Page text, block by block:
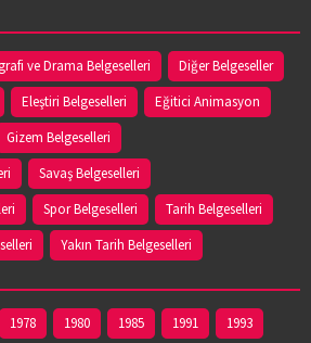
ve Drama Belgeselleri
Diğer Belgeseller
Eleştiri Belgeselleri
Eğitici Animasyon
Gizem Belgeselleri
Savaş Belgeselleri
Spor Belgeselleri
Tarih Belgeselleri
Yakın Tarih Belgeselleri
1978 1980 1985 1991 1993